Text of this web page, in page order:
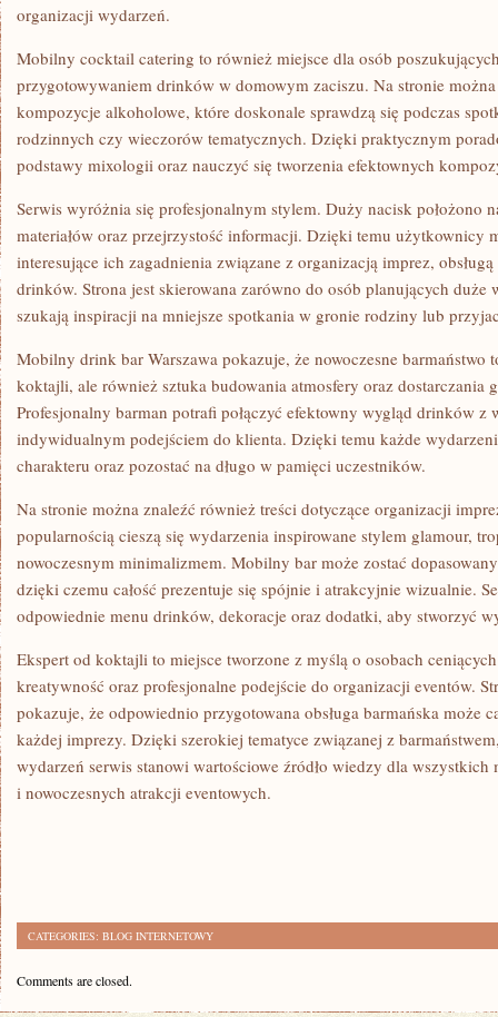
organizacji wydarzeń.
Mobilny cocktail catering to również miejsce dla osób
przygotowywaniem drinków w domowym zaciszu. Na stronie
kompozycje alkoholowe, które doskonale sprawdzą się podczas
rodzinnych czy wieczorów tematycznych. Dzięki praktycznym
podstawy mixologii oraz nauczyć się tworzenia efektownych
Serwis wyróżnia się profesjonalnym stylem. Duży nacisk położono
materiałów oraz przejrzystość informacji. Dzięki temu użytkownicy
interesujące ich zagadnienia związane z organizacją imprez,
drinków. Strona jest skierowana zarówno do osób planujących
szukają inspiracji na mniejsze spotkania w gronie rodziny lub
Mobilny drink bar Warszawa pokazuje, że nowoczesne
koktajli, ale również sztuka budowania atmosfery oraz dostarczania
Profesjonalny barman potrafi połączyć efektowny wygląd drinków z
indywidualnym podejściem do klienta. Dzięki temu każde
charakteru oraz pozostać na długo w pamięci uczestników.
Na stronie można znaleźć również treści dotyczące organizacji
popularnością cieszą się wydarzenia inspirowane stylem glamour,
nowoczesnym minimalizmem. Mobilny bar może zostać
dzięki czemu całość prezentuje się spójnie i atrakcyjnie wizualnie.
odpowiednie menu drinków, dekoracje oraz dodatki, aby stworzyć
Ekspert od koktajli to miejsce tworzone z myślą o osobach
kreatywność oraz profesjonalne podejście do organizacji eventów.
pokazuje, że odpowiednio przygotowana obsługa barmańska może
każdej imprezy. Dzięki szerokiej tematyce związanej z
wydarzeń serwis stanowi wartościowe źródło wiedzy dla
i nowoczesnych atrakcji eventowych.
CATEGORIES: BLOG INTERNETOWY
Comments are closed.